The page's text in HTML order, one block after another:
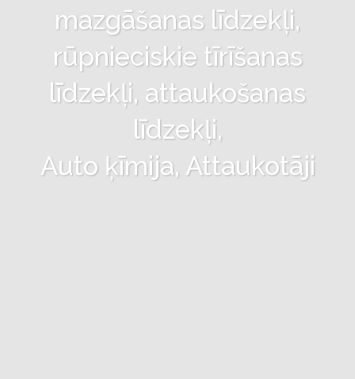
mazgāšanas līdzekļi,
rūpnieciskie tīrīšanas
līdzekļi, attaukošanas
līdzekļi,
Auto ķīmija, Attaukotāji